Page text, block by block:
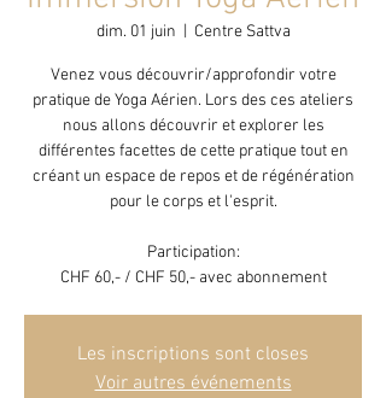
dim. 01 juin Centre Sattva
Venez vous découvrir/approfondir votre
pratique de Yoga Aérien. Lors des ces ateliers
nous allons découvrir et explorer les
différentes facettes de cette pratique tout en
créant un espace de repos et de régénération
pour le corps et l'esprit.
Participation:
CHF 60,- / CHF 50,- avec abonnement
Les inscriptions sont closes
Voir autres événements